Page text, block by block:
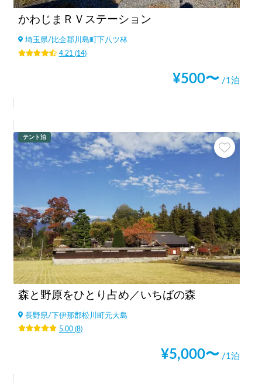
かわじまＲＶステーション
埼玉県/ 比企郡川島町下八ツ林
4.21 (14)
¥500〜 /1泊
テント泊
森と野原をひとり占め／いちばの森
長野県/下伊那郡松川町元大島
5.00(8)
¥5,000〜 /1泊